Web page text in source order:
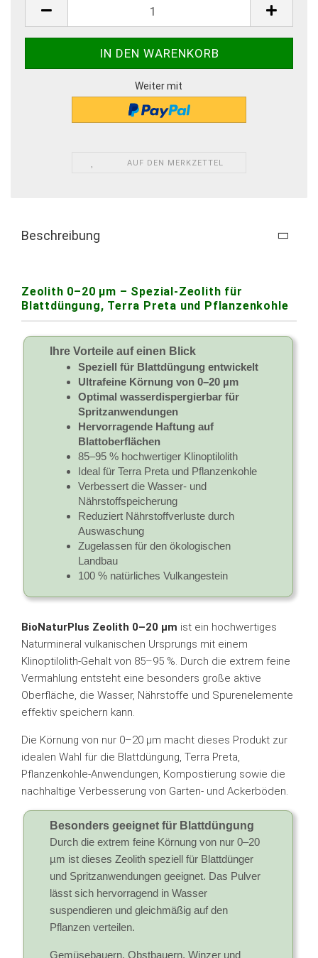
Weiter mit
AUF DEN MERKZETTEL
Beschreibung
Zeolith 0–20 µm – Spezial-Zeolith für
Blattdüngung, Terra Preta und Pflanzenkohle
Ihre Vorteile auf einen Blick
Speziell für Blattdüngung entwickelt
Ultrafeine Körnung von 0–20 µm
Optimal wasserdispergierbar für
Spritzanwendungen
Hervorragende Haftung auf
Blattoberflächen
85–95 % hochwertiger Klinoptilolith
Ideal für Terra Preta und Pflanzenkohle
Verbessert die Wasser- und
Nährstoffspeicherung
Reduziert Nährstoffverluste durch
Auswaschung
Zugelassen für den ökologischen
Landbau
100 % natürliches Vulkangestein
BioNaturPlus Zeolith 0–20 µm ist ein hochwertiges
Naturmineral vulkanischen Ursprungs mit einem
Klinoptilolith-Gehalt von 85–95 %. Durch die extrem feine
Vermahlung entsteht eine besonders große aktive
Oberfläche, die Wasser, Nährstoffe und Spurenelemente
effektiv speichern kann.
Die Körnung von nur 0–20 µm macht dieses Produkt zur
idealen Wahl für die Blattdüngung, Terra Preta,
Pflanzenkohle-Anwendungen, Kompostierung sowie die
nachhaltige Verbesserung von Garten- und Ackerböden.
Besonders geeignet für Blattdüngung
Durch die extrem feine Körnung von nur 0–20
µm ist dieses Zeolith speziell für Blattdünger
und Spritzanwendungen geeignet. Das Pulver
lässt sich hervorragend in Wasser
suspendieren und gleichmäßig auf den
Pflanzen verteilen.
Gemüsebauern, Obstbauern, Winzer und